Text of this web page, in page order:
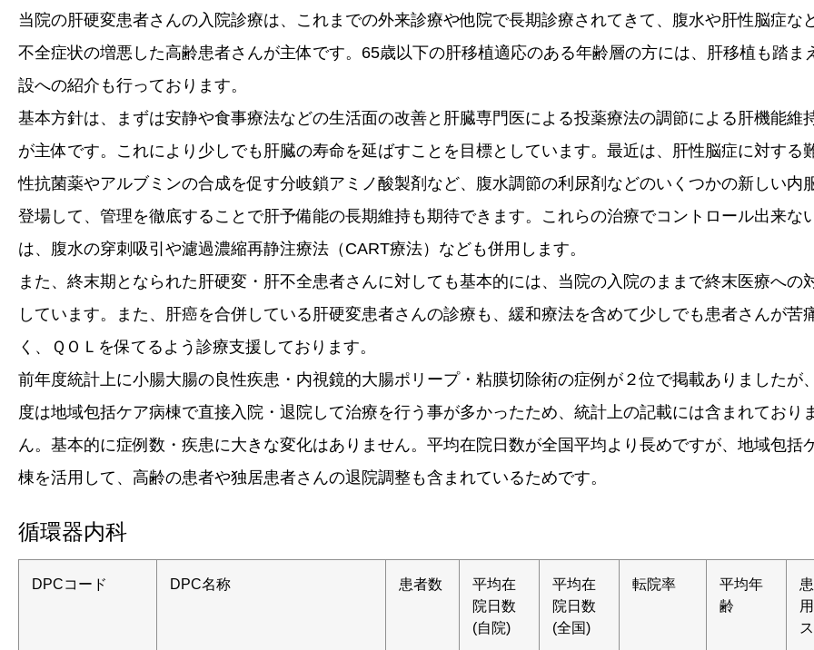
当院の肝硬変患者さんの入院診療は、これまでの外来診療や他院で長期診療されてきて、腹水や肝性脳症な
不全症状の増悪した高齢患者さんが主体です。65歳以下の肝移植適応のある年齢層の方には、肝移植も踏ま
設への紹介も行っております。
基本方針は、まずは安静や食事療法などの生活面の改善と肝臓専門医による投薬療法の調節による肝機能維
が主体です。これにより少しでも肝臓の寿命を延ばすことを目標としています。最近は、肝性脳症に対する
性抗菌薬やアルブミンの合成を促す分岐鎖アミノ酸製剤など、腹水調節の利尿剤などのいくつかの新しい内
登場して、管理を徹底することで肝予備能の長期維持も期待できます。これらの治療でコントロール出来な
は、腹水の穿刺吸引や濾過濃縮再静注療法（CART療法）なども併用します。
また、終末期となられた肝硬変・肝不全患者さんに対しても基本的には、当院の入院のままで終末医療への
しています。また、肝癌を合併している肝硬変患者さんの診療も、緩和療法を含めて少しでも患者さんが苦
く、ＱＯＬを保てるよう診療支援しております。
前年度統計上に小腸大腸の良性疾患・内視鏡的大腸ポリープ・粘膜切除術の症例が２位で掲載ありましたが
度は地域包括ケア病棟で直接入院・退院して治療を行う事が多かったため、統計上の記載には含まれており
ん。基本的に症例数・疾患に大きな変化はありません。平均在院日数が全国平均より長めですが、地域包括
棟を活用して、高齢の患者や独居患者さんの退院調整も含まれているためです。
循環器内科
DPCコード DPC名称 患者数
平均在
院日数
(自院)
平均在
院日数
(全国)
転院率
平均年
齢
ス